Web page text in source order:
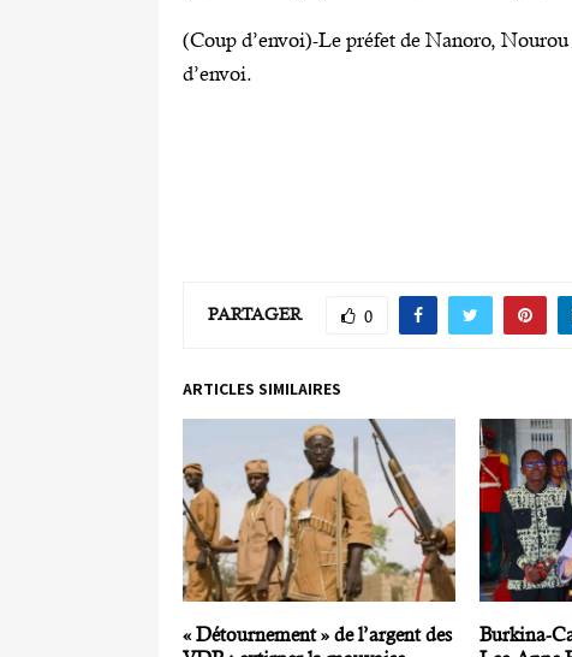
(Coup d’envoi)-Le préfet de Nanoro,
d’envoi.
PARTAGER 0
ARTICLES SIMILAIRES
« Détournement » de l’argent des
Burkina-